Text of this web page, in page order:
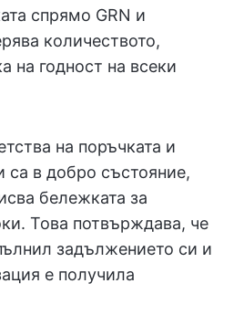
спрямо GRN и
количеството,
на годност на всеки
на поръчката и
са в добро състояние,
бележката за
Това потвърждава, че
задължението си и
е получила